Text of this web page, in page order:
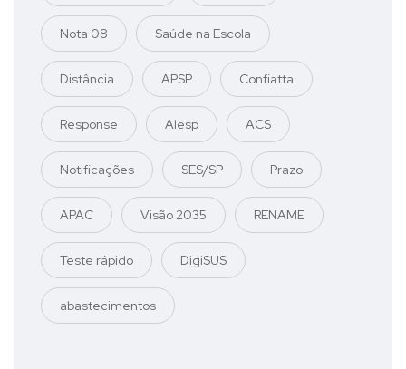
Nota 08 Saúde na Escola
Distância APSP Confiatta
Response Alesp ACS
Notificações SES/SP Prazo
APAC Visão 2035 RENAME
Teste rápido DigiSUS
abastecimentos